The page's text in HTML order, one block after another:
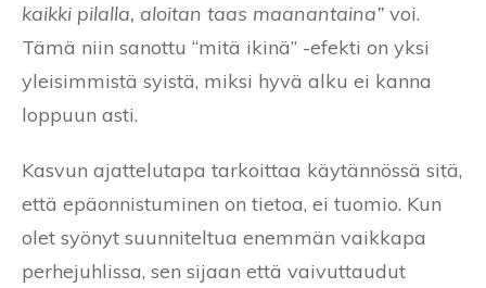
kaikki pilalla, aloitan taas maanantaina” voi.
Tämä niin sanottu “mitä ikinä” -efekti on yksi
yleisimmistä syistä, miksi hyvä alku ei kanna
loppuun asti.
Kasvun ajattelutapa tarkoittaa käytännössä sitä,
että epäonnistuminen on tietoa, ei tuomio. Kun
olet syönyt suunniteltua enemmän vaikkapa
perhejuhlissa, sen sijaan että vaivuttaudut